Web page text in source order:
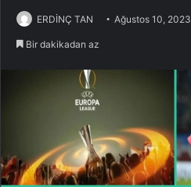
ERDİNÇ TAN Ağustos 10, 2023
Bir dakikadan az